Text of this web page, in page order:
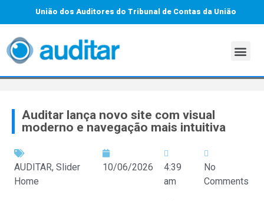
União dos Auditores do Tribunal de Contas da União
Auditar lança novo site com visual
moderno e navegação mais intuitiva
AUDITAR, Slider
Home
10/06/2026
4:39
am
No
Comments